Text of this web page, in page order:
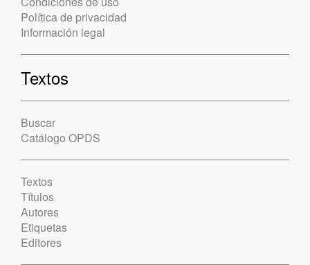
Política de privacidad
Información legal
Textos
Buscar
Catálogo OPDS
Textos
Títulos
Autores
Etiquetas
Editores